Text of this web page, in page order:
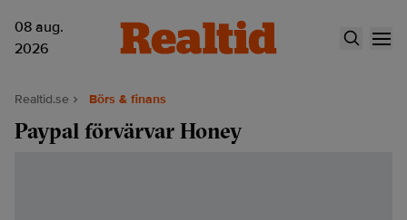
08 aug.
2026
Realtid.se Börs & finans
Paypal förvärvar Honey